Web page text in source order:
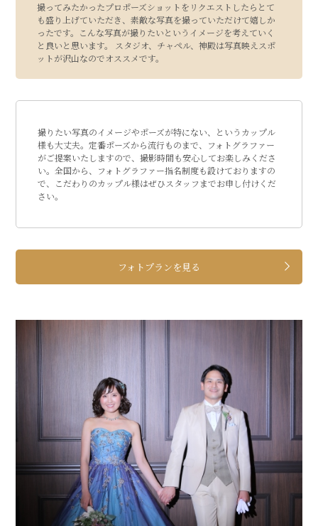
撮ってみたかったプロポーズショットをリクエストしたらとて
も盛り上げていただき、素敵な写真を撮っていただけて嬉しか
ったです。こんな写真が撮りたいというイメージを考えていく
と良いと思います。 スタジオ、チャペル、神殿は写真映えスポ
ットが沢山なのでオススメです。
撮りたい写真のイメージやポーズが特にない、というカップル
様も大丈夫。定番ポーズから流行ものまで、フォトグラファー
がご提案いたしますので、撮影時間も安心してお楽しみくださ
い。全国から、フォトグラファー指名制度も設けておりますの
で、こだわりのカップル様はぜひスタッフまでお申し付けくだ
さい。
フォトプランを見る